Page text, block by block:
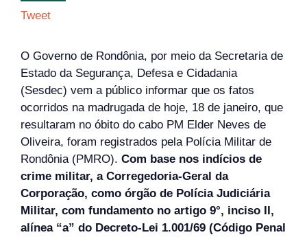
Tweet
O Governo de Rondônia, por meio da Secretaria de
Estado da Segurança, Defesa e Cidadania
(Sesdec) vem a público informar que os fatos
ocorridos na madrugada de hoje, 18 de janeiro, que
resultaram no óbito do cabo PM Elder Neves de
Oliveira, foram registrados pela Polícia Militar de
Rondônia (PMRO). Com base nos indícios de
crime militar, a Corregedoria-Geral da
Corporação, como órgão de Polícia Judiciária
Militar, com fundamento no artigo 9°, inciso II,
alínea “a” do Decreto-Lei 1.001/69 (Código Penal